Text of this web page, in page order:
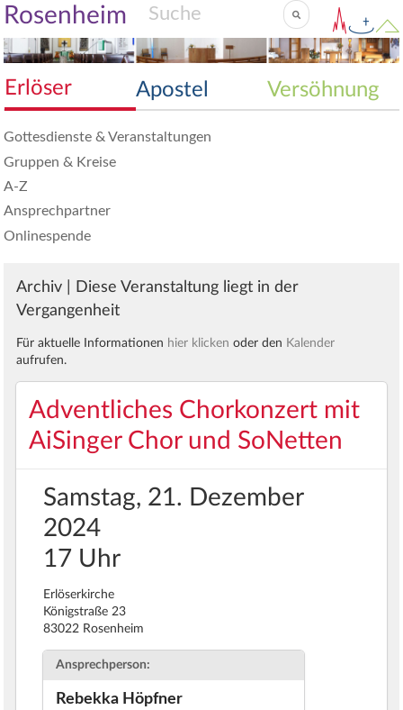
Rosenheim
Erlöser Apostel Versöhnung
Gottesdienste & Veranstaltungen
Gruppen & Kreise
A-Z
Ansprechpartner
Onlinespende
Archiv | Diese Veranstaltung liegt in der
Vergangenheit
Für aktuelle Informationen hier klicken oder den Kalender
aufrufen.
Adventliches Chorkonzert mit
AiSinger Chor und SoNetten
Samstag, 21. Dezember
2024
17 Uhr
Erlöserkirche
Königstraße 23
83022 Rosenheim
Ansprechperson:
Rebekka Höpfner